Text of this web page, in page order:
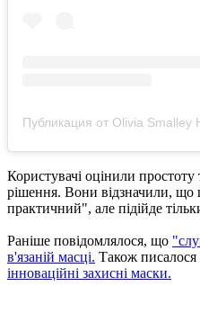
Публикация от Olivia Smalley
Користувачі оцінили простоту
рішення. Вони відзначили, що
практичний", але підійде
Раніше повідомлялося, що
в'язаній масці. Також
інноваційні захисні маски.